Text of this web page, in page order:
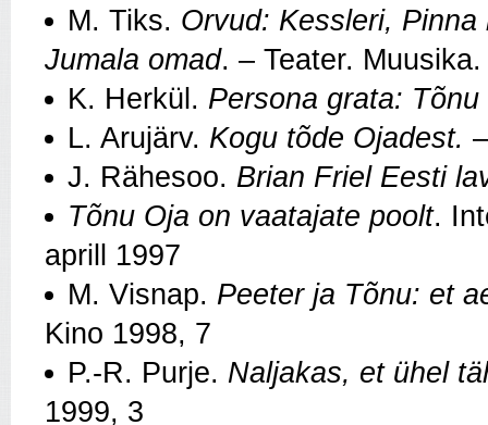
M. Tiks. Orvud: Kessleri,
Jumala omad. – Teater.
K. Herkül. Persona grata: Tõnu
L. Arujärv. Kogu tõde Ojadest.
J. Rähesoo. Brian Friel Eesti
Tõnu Oja on vaatajate poolt.
aprill 1997
M. Visnap. Peeter ja Tõnu: et
Kino 1998, 7
P.-R. Purje. Naljakas, et ühel
1999, 3